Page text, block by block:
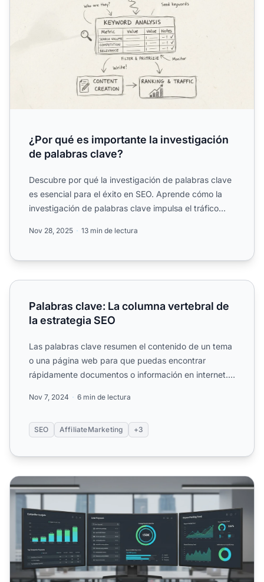
¿Por qué es importante la investigación
de palabras clave?
Descubre por qué la investigación de palabras clave
es esencial para el éxito en SEO. Aprende cómo la
investigación de palabras clave impulsa el tráfico
Nov 28, 2025 13 min de lectura
Palabras clave: La columna vertebral de la estrategia SEO
Palabras clave: La columna vertebral de
la estrategia SEO
Las palabras clave resumen el contenido de un tema
o una página web para que puedas encontrar
rápidamente documentos o información en internet.
Nov 7, 2024 6 min de lectura
SEO AffiliateMarketing +3
Por qué la Investigación de Palabras Clave y SEO Sigue